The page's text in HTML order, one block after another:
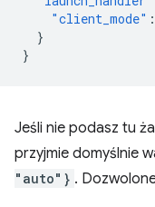
"client_mode" :
}
}
Jeśli nie podasz tu
przyjmie domyślnie
"auto"} .